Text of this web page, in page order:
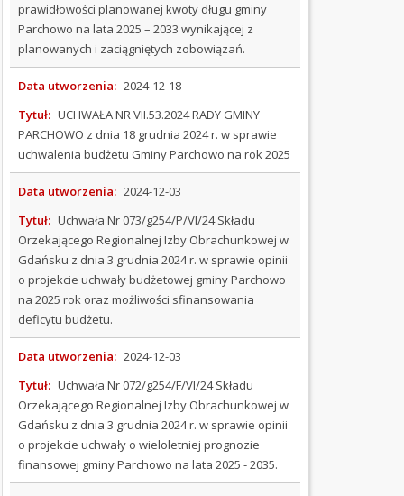
2017
rok
na
2018
rok
Budżet
za
2019
rok
Budżet
na
2020
rok
Budżet
na
2021
rok
Budżet
na
2022
rok
Budżet
na
2023
prawidłowości planowanej kwoty długu gminy
Parchowo na lata 2025 – 2033 wynikającej z
planowanych i zaciągniętych zobowiązań.
Data utworzenia: 2024-12-18
Tytuł: UCHWAŁA NR VII.53.2024 RADY GMINY
PARCHOWO z dnia 18 grudnia 2024 r. w sprawie
uchwalenia budżetu Gminy Parchowo na rok 2025
Data utworzenia: 2024-12-03
Tytuł: Uchwała Nr 073/g254/P/VI/24 Składu
Orzekającego Regionalnej Izby Obrachunkowej w
Gdańsku z dnia 3 grudnia 2024 r. w sprawie opinii
o projekcie uchwały budżetowej gminy Parchowo
na 2025 rok oraz możliwości sfinansowania
deficytu budżetu.
Data utworzenia: 2024-12-03
Tytuł: Uchwała Nr 072/g254/F/VI/24 Składu
Orzekającego Regionalnej Izby Obrachunkowej w
Gdańsku z dnia 3 grudnia 2024 r. w sprawie opinii
o projekcie uchwały o wieloletniej prognozie
finansowej gminy Parchowo na lata 2025 - 2035.